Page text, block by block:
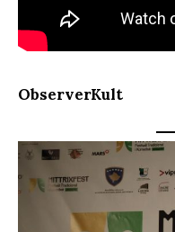
ObserverKult